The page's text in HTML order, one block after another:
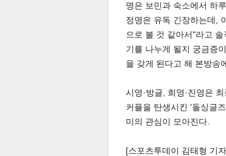
명은 보민과 숙소에서 하
정명은 유독 긴장하는데,
으로 볼 것 같아서"라고
기를 나누게 될지 궁금증
을 갖게 된다고 해 본방송
시영·방글, 희영·진영은
커플을 탄생시킨 '돌싱글
미의 관심이 모아진다.
[스포츠투데이 김태형 기자